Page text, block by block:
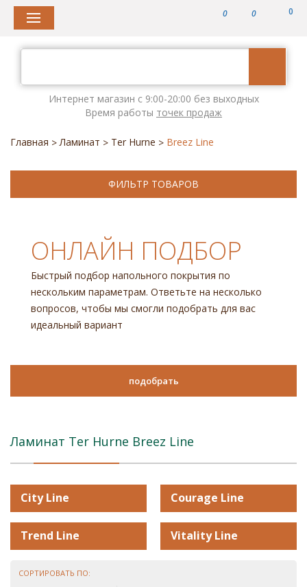
0 0 0
Интернет магазин с 9:00-20:00 без выходных
Время работы точек продаж
Главная > Ламинат > Ter Hurne > Breez Line
ФИЛЬТР ТОВАРОВ
ОНЛАЙН ПОДБОР
Быстрый подбор напольного покрытия по
нескольким параметрам. Ответьте на несколько
вопросов, чтобы мы смогли подобрать для вас
идеальный вариант
подобрать
Ламинат Ter Hurne Breez Line
City Line Courage Line
Trend Line Vitality Line
СОРТИРОВАТЬ ПО: